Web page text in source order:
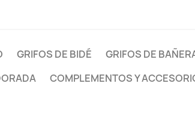
GRIFOS DE BIDÉ
GRIFOS DE
COMPLEMENTOS Y